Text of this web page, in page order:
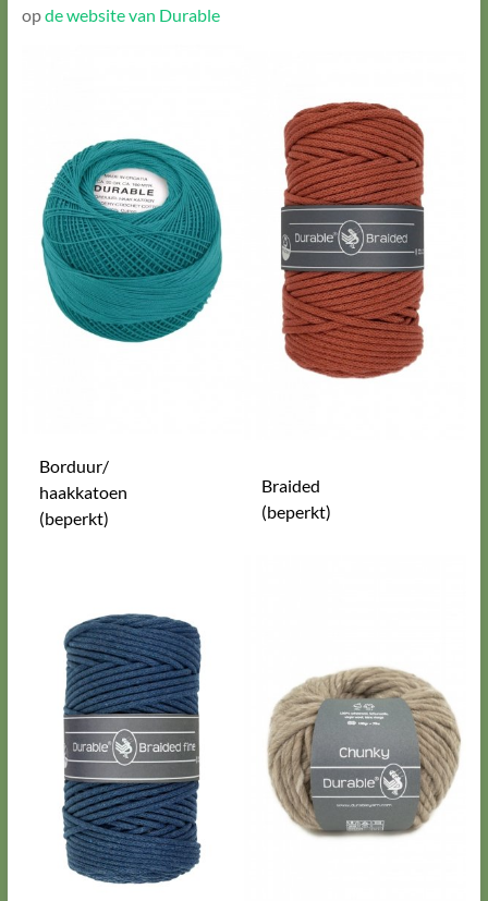
opde website van Durable
Borduur/
haakkatoen
(beperkt)
Braided
(beperkt)